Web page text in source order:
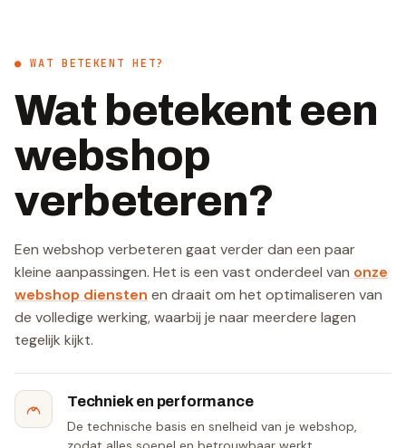
● WAT BETEKENT HET?
Wat betekent een
webshop
verbeteren?
Een webshop verbeteren gaat verder dan een paar
kleine aanpassingen. Het is een vast onderdeel van onze
webshop diensten en draait om het optimaliseren van
de volledige werking, waarbij je naar meerdere lagen
tegelijk kijkt.
Techniek en performance
De technische basis en snelheid van je webshop,